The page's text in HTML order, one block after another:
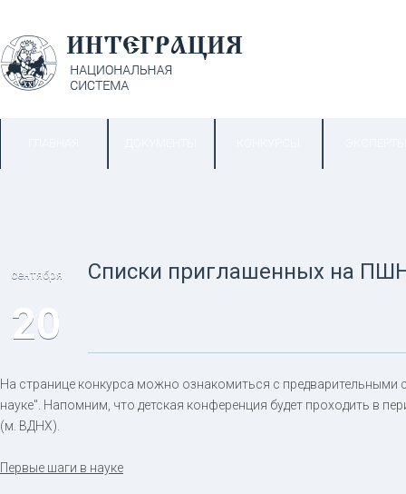
Списки приглашенных на
сентября
20
На странице конкурса можно ознакомиться с
науке". Напомним, что детская конференция будет проходить в
(м. ВДНХ).
Первые шаги в науке